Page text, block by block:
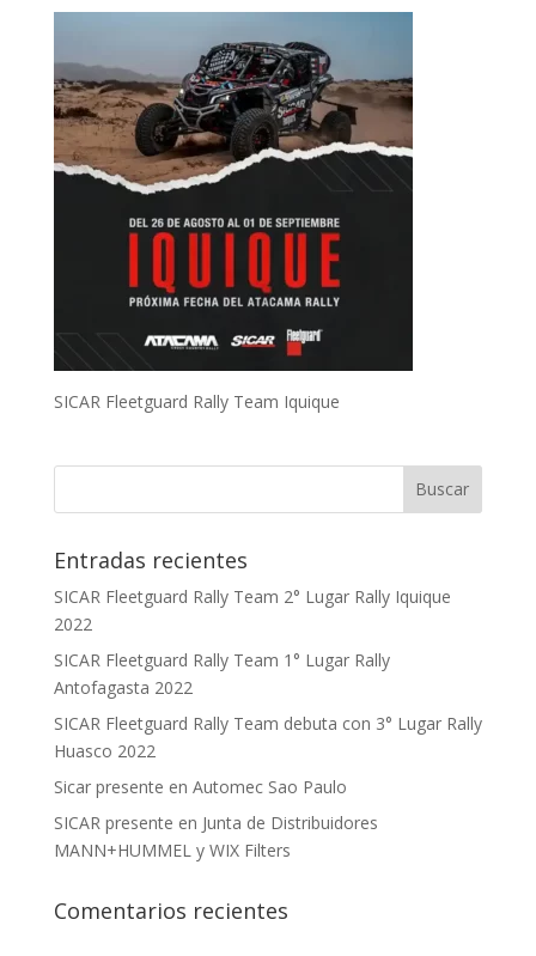
SICAR Fleetguard Rally Team Iquique
Entradas recientes
SICAR Fleetguard Rally Team 2° Lugar Rally Iquique
2022
SICAR Fleetguard Rally Team 1° Lugar Rally
Antofagasta 2022
SICAR Fleetguard Rally Team debuta con 3° Lugar Rally
Huasco 2022
Sicar presente en Automec Sao Paulo
SICAR presente en Junta de Distribuidores
MANN+HUMMEL y WIX Filters
Comentarios recientes